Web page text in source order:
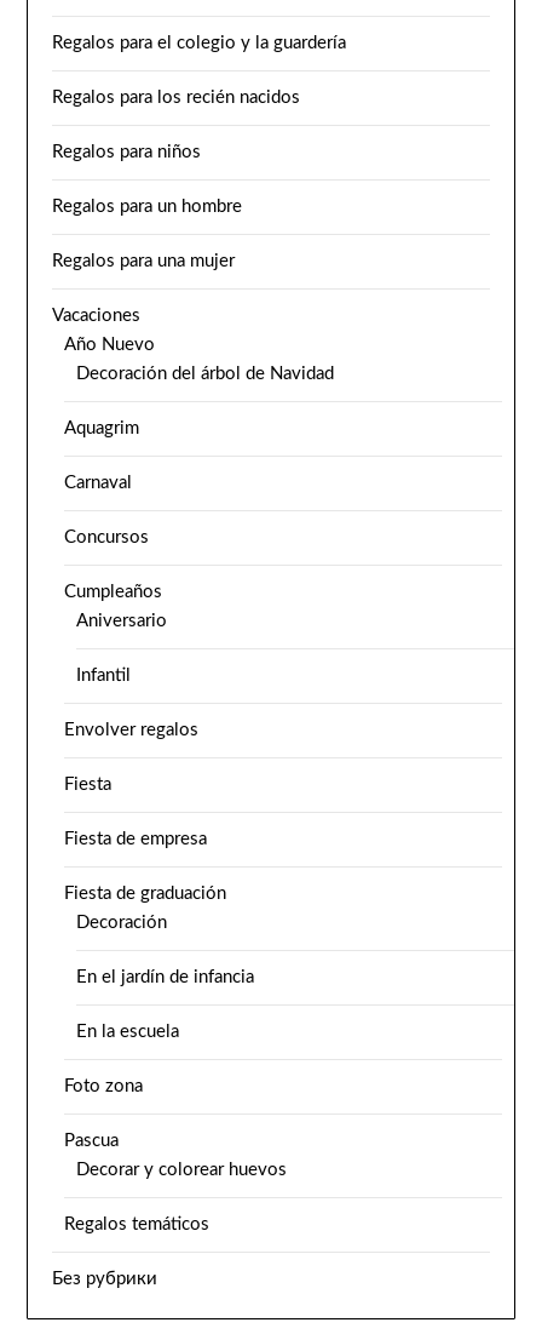
Regalos para el colegio y la guardería
Regalos para los recién nacidos
Regalos para niños
Regalos para un hombre
Regalos para una mujer
Vacaciones
Año Nuevo
Decoración del árbol de Navidad
Aquagrim
Carnaval
Concursos
Cumpleaños
Aniversario
Infantil
Envolver regalos
Fiesta
Fiesta de empresa
Fiesta de graduación
Decoración
En el jardín de infancia
En la escuela
Foto zona
Pascua
Decorar y colorear huevos
Regalos temáticos
Без рубрики